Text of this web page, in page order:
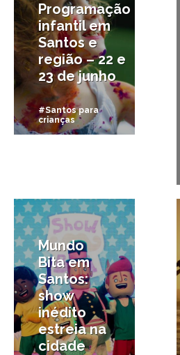
Programação
infantil em
Santos e
região – 22 e
23 de junho
#Santos para
crianças
Mundo
Bita em
Santos:
show
inédito
estreia na
cidade